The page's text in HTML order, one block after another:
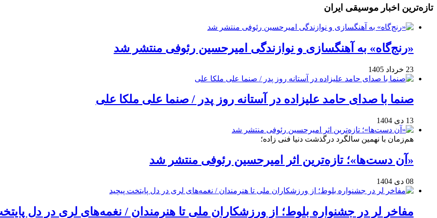
تازه‌ترین اخبار موسیقی ایران
«رنج‌گاه» به آهنگسازی و نوازندگی امیرحسین رئوفی منتشر شد
23 خرداد 1405
صنما با صدای حامد علیزاده در آستانه روز پدر / صنما علی ملکا علی
13 دی 1404
هم‌زمان با نهمین سالگرد درگذشت دنیا فنی زاده؛
«آن دست‌ها»؛ تازه‌ترین اثر امیرحسین رئوفی منتشر شد
08 دی 1404
مفاخر لر در جشنواره بلوط؛ از ورزشکاران ملی تا هنرمندان / نغمه‌های لری در دل